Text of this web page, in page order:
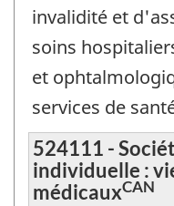
invalidité et
soins
et
services de
524111 -
individuelle :
médicauxCAN